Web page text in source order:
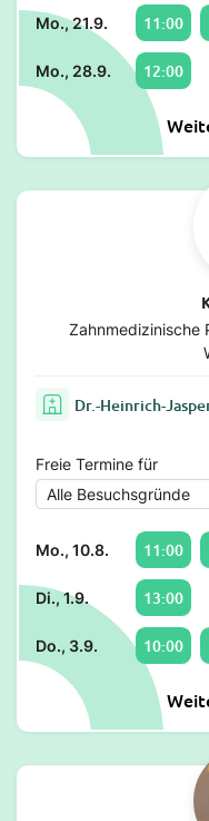
Mo., 21.9. 11:00
Mo., 28.9. 12:00
Zahnmedizinische
Dr.-Heinrich-
Freie Termine für
Mo., 10.8. 11:00
Di., 1.9. 13:00
Do., 3.9. 10:00